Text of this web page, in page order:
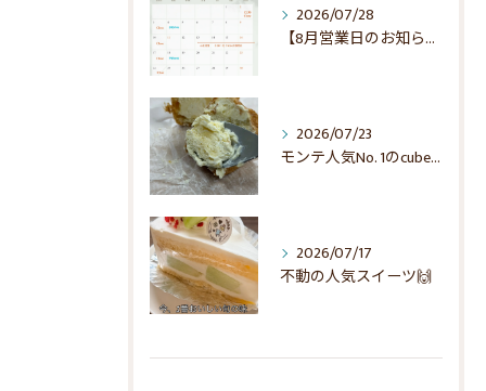
2026/07/28
【8月営業日のお知らせ】🌻
2026/07/23
モンテ人気No. 1のcubeでシュー☺️
2026/07/17
不動の人気スイーツ🙌